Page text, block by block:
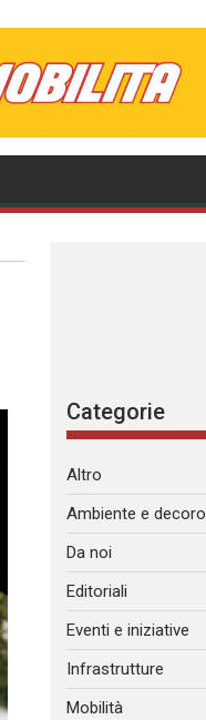
Categorie
Altro
Ambiente e decoro
Da noi
Editoriali
Eventi e iniziative
Infrastrutture
Mobilità